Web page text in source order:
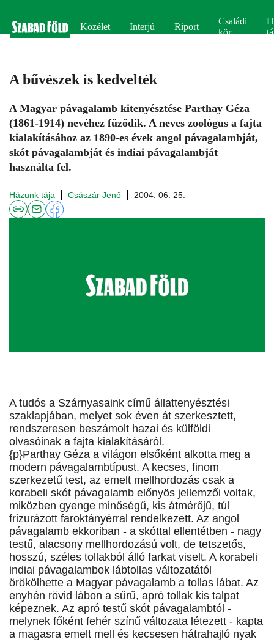
Közélet Interjú Riport
Családi
kör
A bűvészek is kedvelték
A Magyar pávagalamb kitenyésztése Parthay Géza
(1861-1914) nevéhez fűződik. A neves zoológus a fajta
kialakításához az 1890-es évek angol pávagalambját,
skót pávagalambját és indiai pávagalambját
használta fel.
Házunk tája Császár Jenő 2004. 06. 25.
A tudós a Szárnyasaink című állattenyésztési
szaklapjában, melyet sok éven át szerkesztett,
rendszeresen beszámolt hazai és külföldi
olvasóinak a fajta kialakításáról.
{p}Parthay Géza a világon elsőként alkotta meg a
modern pávagalambtípust. A kecses, finom
szerkezetű test, az emelt mellhordozás csak a
korabeli skót pávagalamb előnyös jellemzői voltak,
miközben gyenge minőségű, kis átmérőjű, túl
frizurázott faroktányérral rendelkezett. Az angol
pávagalamb ekkoriban - a skóttal ellentétben - nagy
testű, alacsony mellhordozású volt, de tetszetős,
hosszú, széles tollakból álló farkat viselt. A korabeli
indiai pávagalambok lábtollas változatától
örökölhette a Magyar pávagalamb a tollas lábat. Az
enyhén rövid lábon a sűrű, apró tollak kis talpat
képeznek. Az apró testű skót pávagalambtól -
melynek főként fehér színű változata létezett - kapta
a magasra emelt mell és kecsesen hátrahajló nyak